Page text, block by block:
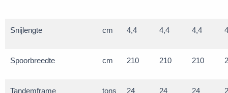
Snijlengte cm 4,4 4,4 4,4
Spoorbreedte cm 210 210 210
Tandemframe tons 24 24 24